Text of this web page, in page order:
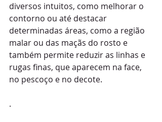
diversos intuitos, como melhorar o
contorno ou até destacar
determinadas áreas, como a região
malar ou das maçãs do rosto e
também permite reduzir as linhas e
rugas finas, que aparecem na face,
no pescoço e no decote.
.